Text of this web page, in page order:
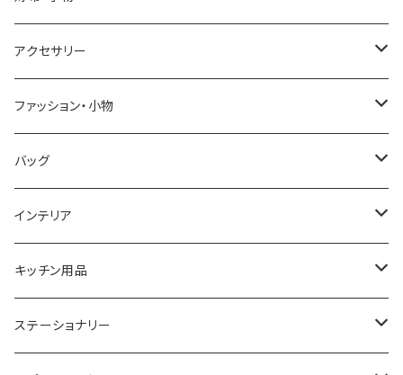
CASIO
GRANDEUR
COGU
GAGA MILANO
CACTUS
TIMEX
DANIEL WELLINGTON
LACOSTE
DIESEL
MICHAEL KORS
NO BRAND
SONNE
DUCT
TRANSNUMBER
SAAMA HOMME
ARNOLD PALMER
MICHAEL KORS
アクセサリー
GUCCI
TIFFANY&CO
FOLLI FOLLIE
POLICE
PAUL HEWITT
ファッション・小物
DAKS
栃木レザー
NIKE
DUNHILL
バッグ
MANHATTAN PORTAGE
United HOMME
RODANIA
インテリア
CRYSTOCRAFT
SEIKO
キッチン用品
I'mD
ステーショナリー